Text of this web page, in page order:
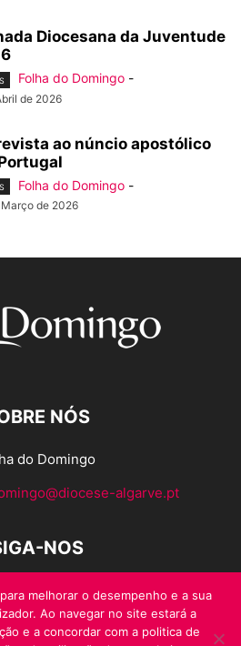
Diocesana da Juventude
Folha do Domingo -
de 2026
ao núncio apostólico
Folha do Domingo -
de 2026
NÓS
do Domingo
algarve.pt
NOS
melhorar o desempenho e a sua
Ao navegar no site estará a
e a concordar com a politica de